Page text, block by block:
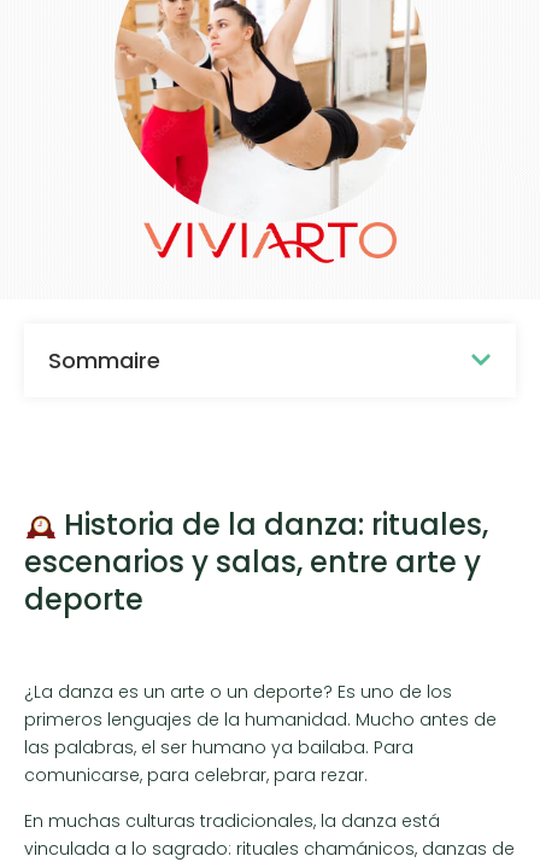
Sommaire
Historia de la danza: rituales,
escenarios y salas, entre arte y
deporte
¿La danza es un arte o un deporte? Es uno de los
primeros lenguajes de la humanidad. Mucho antes de
las palabras, el ser humano ya bailaba. Para
comunicarse, para celebrar, para rezar.
En muchas culturas tradicionales, la danza está
vinculada a lo sagrado: rituales chamánicos, danzas de